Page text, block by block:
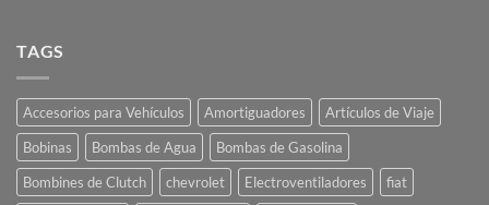
TAGS
Accesorios para Vehículos Amortiguadores
Artículos de Viaje
Bobinas
Bombas de Agua
Bombas de Gasolina
Bombines de Clutch
chevrolet Electroventiladores
fiat